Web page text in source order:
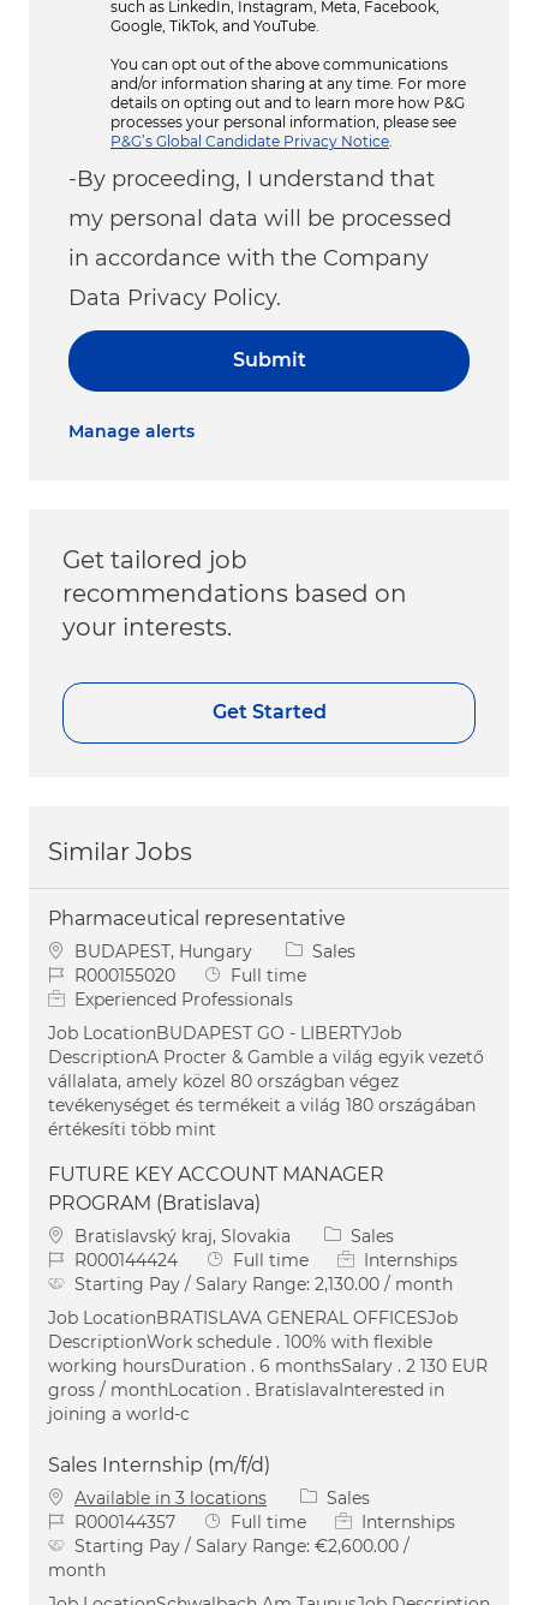
such as LinkedIn, Instagram, Meta, Facebook,
Google, TikTok, and YouTube.
You can opt out of the above communications
and/or information sharing at any time. For more
details on opting out and to learn more how P&G
processes your personal information, please see
P&G’s Global Candidate Privacy Notice
-By proceeding, I understand that
my personal data will be processed
in accordance with the Company
Data Privacy Policy.
Submit
Manage alerts
Get tailored job
recommendations based on
your interests.
Get Started
Similar Jobs
Pharmaceutical representative
Location
BUDAPEST, Hungary Category
Sales
Job IdR000155020 Job Type
Full time
Experienced Professionals
Job LocationBUDAPEST GO - LIBERTYJob
DescriptionA Procter & Gamble a világ egyik vezető
vállalata, amely közel 80 országban végez
tevékenységet és termékeit a világ 180 országában
értékesíti több mint
FUTURE KEY ACCOUNT MANAGER
PROGRAM (Bratislava)
Location
Bratislavský kraj, Slovakia Category
Sales
Job IdR000144424 Job Type
Full time
Internships
Starting Pay / Salary Range: 2,130.00 / month
Job LocationBRATISLAVA GENERAL OFFICESJob
DescriptionWork schedule . 100% with flexible
working hoursDuration . 6 monthsSalary . 2 130 EUR
gross / monthLocation . BratislavaInterested in
joining a world-c
Sales Internship (m/f/d)
Available in 3 locations Category
Sales
Job IdR000144357 Job Type
Full time
Internships
Starting Pay / Salary Range: €2,600.00 /
month